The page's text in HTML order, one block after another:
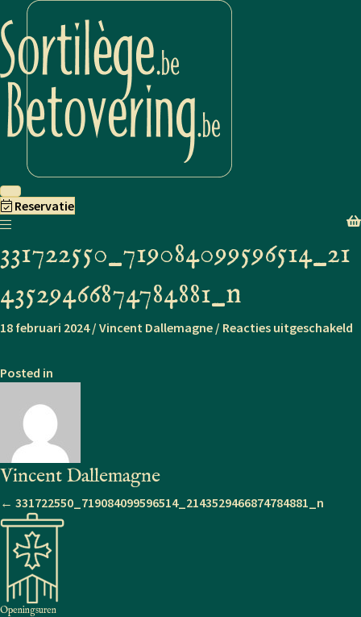
Reservatie
331722550_719084099596514_21
43529466874784881_n
18 februari 2024/ Vincent Dallemagne / Reacties uitgeschakeld
Posted in
Vincent Dallemagne
Posts
navigation
← 331722550_719084099596514_2143529466874784881_n
Openingsuren